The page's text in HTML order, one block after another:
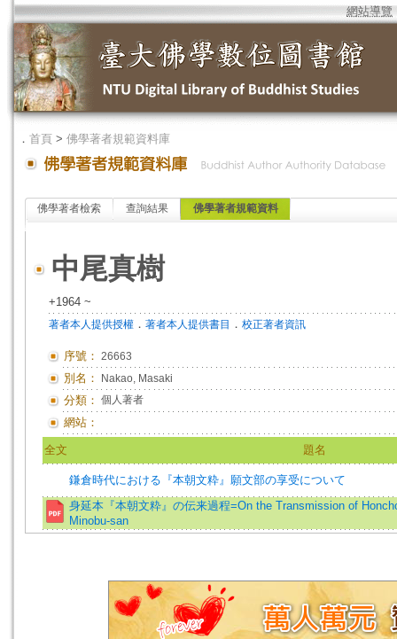
網站導覽
． 首頁 > 佛學著者規範資料庫
佛學著者檢索 查詢結果 佛學著者規範資料
中尾真樹
+1964 ~
著者本人提供授權 ． 著者本人提供書目 ． 校正著者資訊
序號： 26663
別名： Nakao, Masaki
分類： 個人著者
網站：
全文 題名
鎌倉時代における『本朝文粋』願文部の享受について
身延本『本朝文粋』の伝来過程=On the Transmission of
Minobu-san